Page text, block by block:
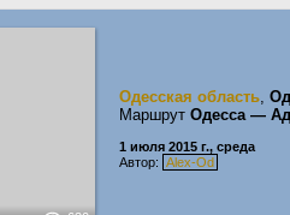
Одесская область,
Маршрут Одесса —
1 июля 2015 г., среда
Автор: Alex-Od